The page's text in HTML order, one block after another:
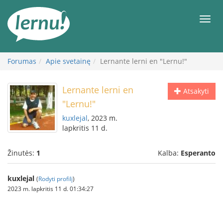
turinį
Forumas Apie svetainę Lernante lerni en "Lernu!"
Atsakyti
Lernante lerni en
"Lernu!"
kuxlejal, 2023 m.
lapkritis 11 d.
Žinutės: 1 Kalba: Esperanto
kuxlejal (Rodyti profilį)
2023 m. lapkritis 11 d. 01:34:27